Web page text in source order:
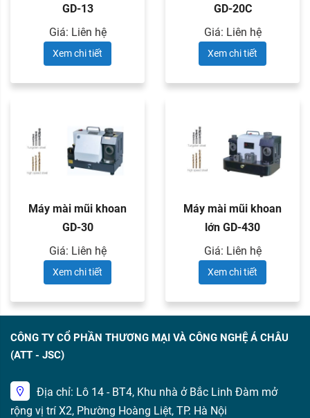
GD-13
Giá: Liên hệ
Xem chi tiết
GD-20C
Giá: Liên hệ
Xem chi tiết
Máy mài mũi khoan
GD-30
Giá: Liên hệ
Xem chi tiết
Máy mài mũi khoan
lớn GD-430
Giá: Liên hệ
Xem chi tiết
CÔNG TY CỔ PHẦN THƯƠNG MẠI VÀ CÔNG NGHỆ Á CHÂU
(ATT - JSC)
Địa chỉ: Lô 14 - BT4, Khu nhà ở Bắc Linh Đàm mở
rộng vị trí X2, Phường Hoàng Liệt, TP. Hà Nội